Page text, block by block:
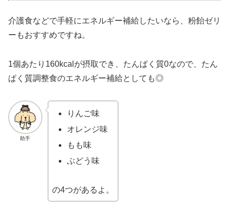
介護食などで手軽にエネルギー補給したいなら、粉飴ゼリ
ーもおすすめですね。
1個あたり160kcalが摂取でき、たんぱく質0なので、たん
ぱく質調整食のエネルギー補給としても◎
助手
りんご味
オレンジ味
もも味
ぶどう味
の4つがあるよ。